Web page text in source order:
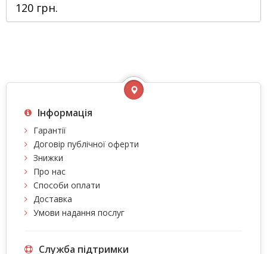
120 грн.
Інформація
Гарантії
Договір публічної оферти
Знижки
Про нас
Способи оплати
Доставка
Умови надання послуг
Служба підтримки